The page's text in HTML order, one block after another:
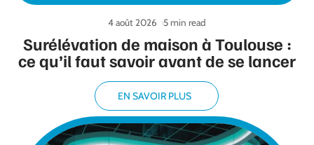
Surélévation de maison à Toulouse :
ce qu’il faut savoir avant de se lancer
4 août 2026 5 min read
EN SAVOIR PLUS